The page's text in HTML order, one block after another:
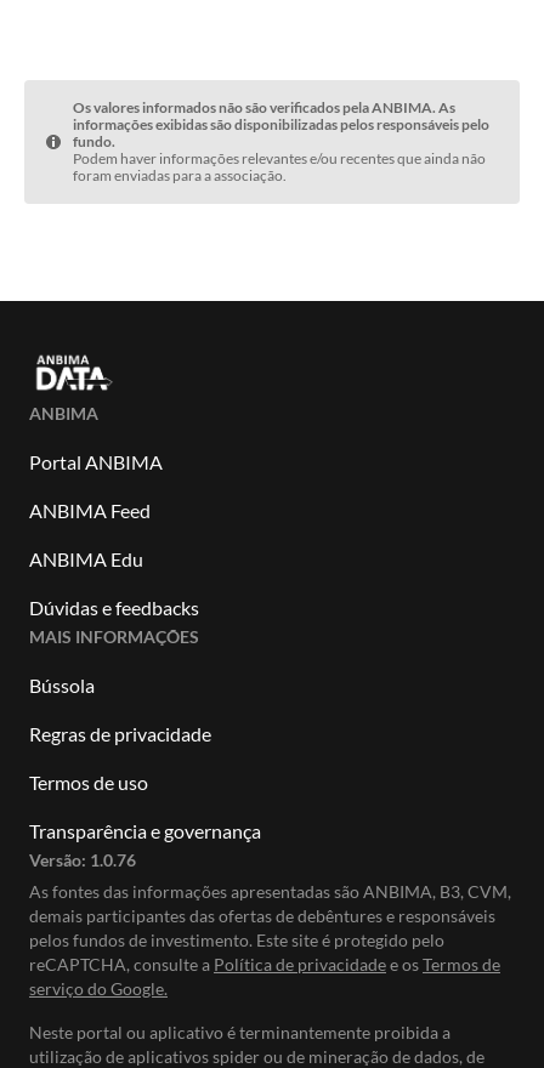
Os valores informados não são verificados pela ANBIMA. As
informações exibidas são disponibilizadas pelos responsáveis pelo
fundo.
Podem haver informações relevantes e/ou recentes que ainda não
foram enviadas para a associação.
ANBIMA
Portal ANBIMA
ANBIMA Feed
ANBIMA Edu
Dúvidas e feedbacks
MAIS INFORMAÇÕES
Bússola
Regras de privacidade
Termos de uso
Transparência e governança
Versão: 1.0.76
As fontes das informações apresentadas são ANBIMA, B3, CVM,
demais participantes das ofertas de debêntures e responsáveis
pelos fundos de investimento. Este site é protegido pelo
reCAPTCHA, consulte a Política de privacidadee osTermos de
serviço do Google.
Neste portal ou aplicativo é terminantemente proibida a
utilização de aplicativos spider ou de mineração de dados, de